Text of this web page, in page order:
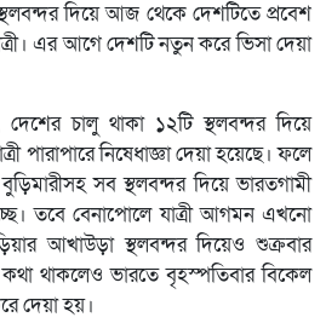
দিয়ে আজ থেকে দেশটিতে প্রবেশ
এর আগে দেশটি নতুন করে ভিসা দেয়া
দেশের চালু থাকা ১২টি স্থলবন্দর দিয়ে
পারাপারে নিষেধাজ্ঞা দেয়া হয়েছে। ফলে
সব স্থলবন্দর দিয়ে ভারতগামী
তবে বেনাপোলে যাত্রী আগমন এখনো
আখাউড়া স্থলবন্দর দিয়েও শুক্রবার
কথা থাকলেও ভারতে বৃহস্পতিবার বিকেল
দেয়া হয়।